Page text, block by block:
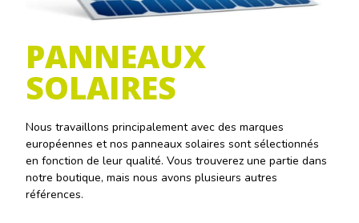
PANNEAUX
SOLAIRES
Nous travaillons principalement avec des marques
européennes et nos panneaux solaires sont sélectionnés
en fonction de leur qualité. Vous trouverez une partie dans
notre boutique, mais nous avons plusieurs autres
références.